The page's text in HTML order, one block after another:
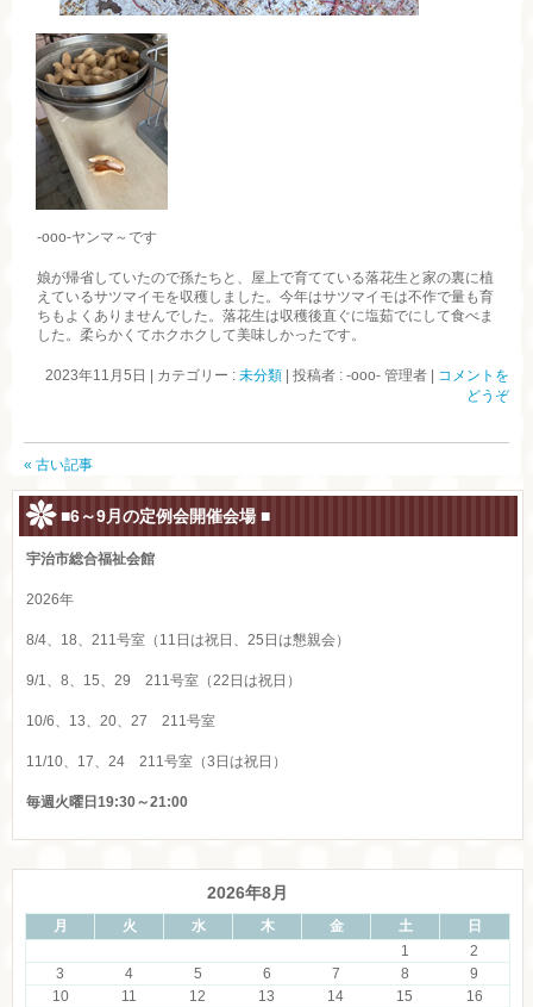
-ooo-ヤンマ～です
娘が帰省していたので孫たちと、屋上で育てている落花生と家の裏に植
えているサツマイモを収穫しました。今年はサツマイモは不作で量も育
ちもよくありませんでした。落花生は収穫後直ぐに塩茹でにして食べま
した。柔らかくてホクホクして美味しかったです。
2023年11月5日 カテゴリー : 未分類 投稿者 : -ooo- 管理者
コメントを
どうぞ
« 古い記事
■6～9月の定例会開催会場 ■
宇治市総合福祉会館
2026年
8/4、18、211号室（11日は祝日、25日は懇親会）
9/1、8、15、29 211号室（22日は祝日）
10/6、13、20、27 211号室
11/10、17、24 211号室（3日は祝日）
毎週火曜日19:30～21:00
2026年8月
月 火 水 木 金 土 日
1
2
3
4 5 6 7 8
9
10
11 12 13 14 15
16